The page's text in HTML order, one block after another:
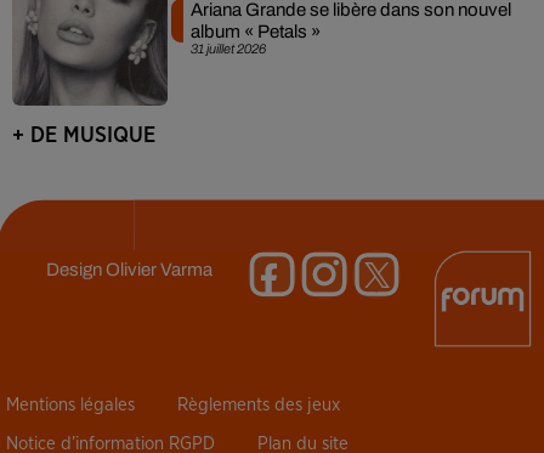
31 juillet 2026
Ariana Grande se libère dans son nouvel
album « Petals »
+ DE MUSIQUE
DesignOlivier Varma
Mentions légales Règlements des jeux
Notice d’information RGPD Plan du site